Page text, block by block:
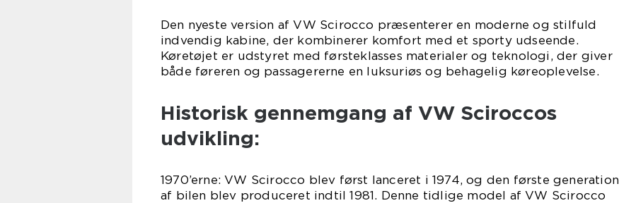
Den nyeste version af VW Scirocco præsenterer en moderne og stilfuld
indvendig kabine, der kombinerer komfort med et sporty udseende.
Køretøjet er udstyret med førsteklasses materialer og teknologi, der giver
både føreren og passagererne en luksuriøs og behagelig køreoplevelse.
Historisk gennemgang af VW Sciroccos
udvikling:
1970’erne: VW Scirocco blev først lanceret i 1974, og den første generation
af bilen blev produceret indtil 1981. Denne tidlige model af VW Scirocco